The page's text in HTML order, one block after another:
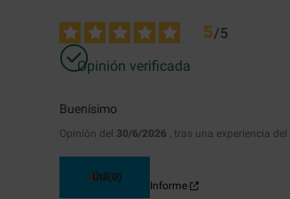
5/5
Opinión verificada
Buenísimo
Opinión del 30/6/2026 , tras una experiencia del
Útil(0)
Informe